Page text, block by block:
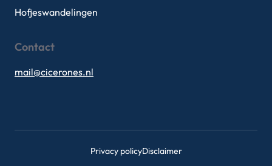
Hofjeswandelingen
Contact
mail@cicerones.nl
Privacy policyDisclaimer